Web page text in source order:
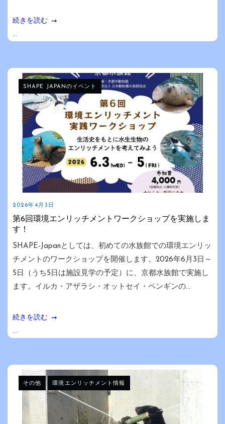
続きを読む
...
SHAPE JAPANのイベント
2026年4月3日
第6回環境エンリッチメントワークショップを実施しま
す！
SHAPE-Japanとしては、初めての水族館での環境エンリッ
チメントのワークショップを開催します。2026年6月3日～
5日（うち5日は施設見学の予定）に、京都水族館で実施し
ます。イルカ・アザラシ・オットセイ・ペンギンの...
続きを読む
...
その他 環境エンリッチメント情報